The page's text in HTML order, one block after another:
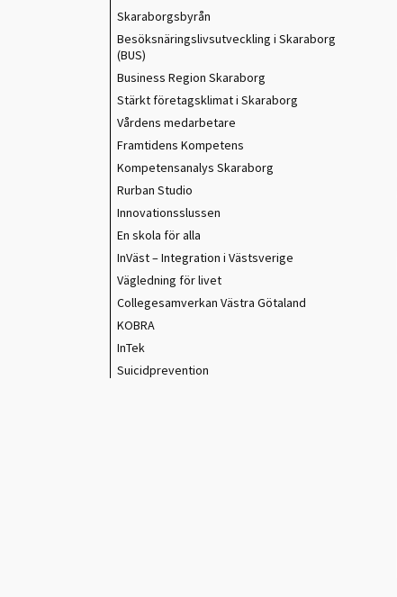
Skaraborgsbyrån
Besöksnäringslivsutveckling i Skaraborg
(BUS)
Business Region Skaraborg
Stärkt företagsklimat i Skaraborg
Vårdens medarbetare
Framtidens Kompetens
Kompetensanalys Skaraborg
Rurban Studio
Innovationsslussen
En skola för alla
InVäst – Integration i Västsverige
Vägledning för livet
Collegesamverkan Västra Götaland
KOBRA
InTek
Suicidprevention